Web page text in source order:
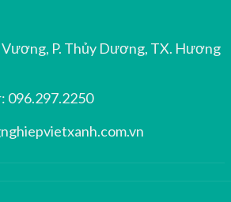
P. Thủy Dương, TX. Hương
096.297.2250